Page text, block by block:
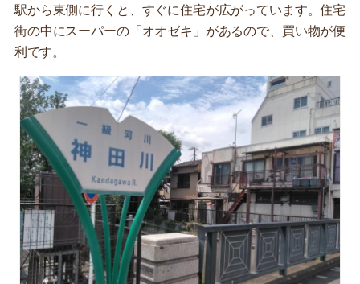
駅から東側に行くと、すぐに住宅が広がっています。住宅
街の中にスーパーの「オオゼキ」があるので、買い物が便
利です。